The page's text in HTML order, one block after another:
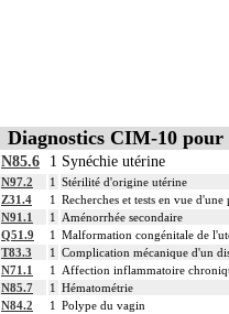
Diagnostics CIM-10 pour
N85.6 1 Synéchie utérine
N97.2 1 Stérilité d'origine utérine
Z31.4
1 Recherches et tests en vue d'une
N91.1
1
Aménorrhée secondaire
Q51.9
1 Malformation congénitale de
T83.3
1 Complication mécanique d'un
N71.1
1
Affection inflammatoire
N85.7
1 Hématométrie
N84.2
1 Polype du vagin